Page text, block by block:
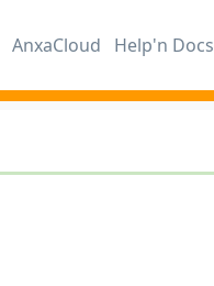
AnxaCloud Help'n Docs